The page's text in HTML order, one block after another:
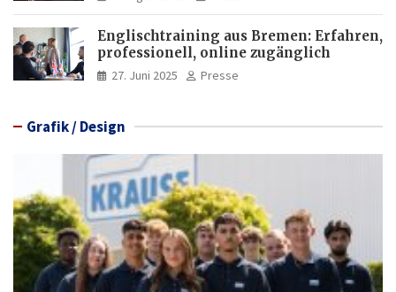
Englischtraining aus Bremen: Erfahren,
professionell, online zugänglich
27. Juni 2025 Presse
Grafik / Design